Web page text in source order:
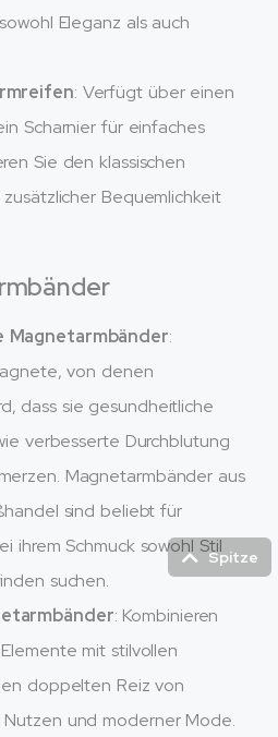
Eleganz als auch
: Verfügt über einen
Scharnier für einfaches
Sie den klassischen
Bequemlichkeit
Magnetarmbänder:
von denen
dass sie gesundheitliche
verbesserte Durchblutung
Magnetarmbänder aus
sind beliebt für
ihrem Schmuck sowohl Stil
suchen.
: Kombinieren
mit stilvollen
doppelten Reiz von
und moderner Mode.
Spitze